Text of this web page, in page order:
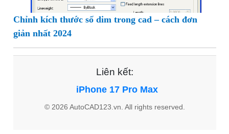
Chỉnh kích thước số dim trong cad – cách đơn
giản nhất 2024
Liên kết:
iPhone 17 Pro Max
© 2026 AutoCAD123.vn. All rights reserved.